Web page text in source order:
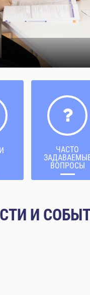
ЧАСТО
ВОПРОСЫ
И